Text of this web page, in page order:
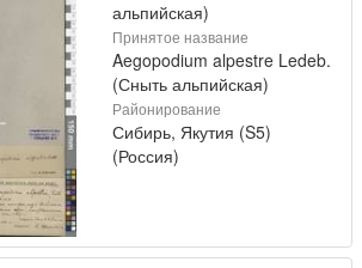
альпийская)
Принятое название
Aegopodium alpestre Ledeb.
(Сныть альпийская)
Районирование
Сибирь, Якутия (S5)
(Россия)